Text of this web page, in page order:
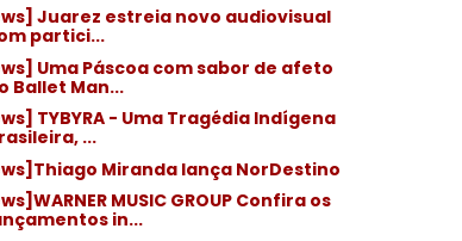
Juarez estreia novo audiovisual
partici...
Uma Páscoa com sabor de afeto
Ballet Man...
TYBYRA - Uma Tragédia Indígena
...
Miranda lança NorDestino
MUSIC GROUP Confira os
in...